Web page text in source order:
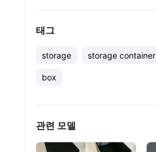
태그
storage storage container
box
관련 모델